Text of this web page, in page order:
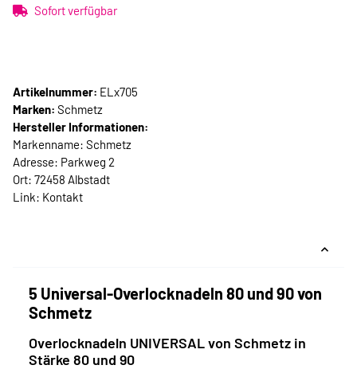
Sofort verfügbar
Artikelnummer: ELx705
Marken: Schmetz
Hersteller Informationen:
Markenname: Schmetz
Adresse: Parkweg 2
Ort: 72458 Albstadt
Link: Kontakt
5 Universal-Overlocknadeln 80 und 90 von
Schmetz
Overlocknadeln UNIVERSAL von Schmetz in
Stärke 80 und 90